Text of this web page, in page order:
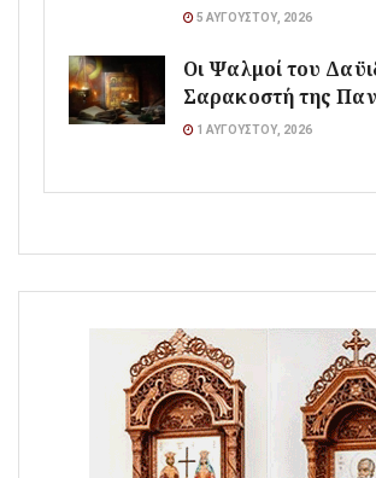
5 ΑΥΓΟΎΣΤΟΥ, 2026
Οι Ψαλμοί του
Σαρακοστή της
1 ΑΥΓΟΎΣΤΟΥ, 2026